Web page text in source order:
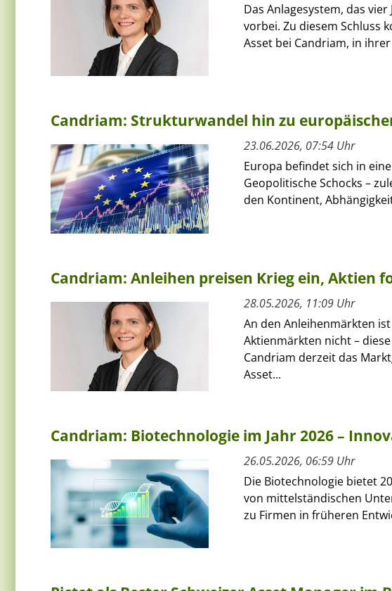
Das Anlagesystem, das
vorbei. Zu diesem Schluss
Asset bei Candriam, in
Candriam: Strukturwandel hin zu
23.06.2026, 07:54 Uhr
Europa befindet sich in
Geopolitische Schocks –
den Kontinent,
Candriam: Anleihen preisen Krieg ein, Aktien
28.05.2026, 11:09 Uhr
An den Anleihenmärkten
Aktienmärkten nicht –
Candriam derzeit das
Asset...
Candriam: Biotechnologie im Jahr 2026 –
26.05.2026, 06:59 Uhr
Die Biotechnologie bietet
von mittelständischen
zu Firmen in früheren